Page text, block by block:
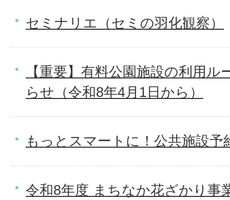
セミナリエ（セミの羽化観察）
【重要】有料公園施設の利用
らせ（令和8年4月1日から）
もっとスマートに！公共施設予
令和8年度 まちなか花ざかり事